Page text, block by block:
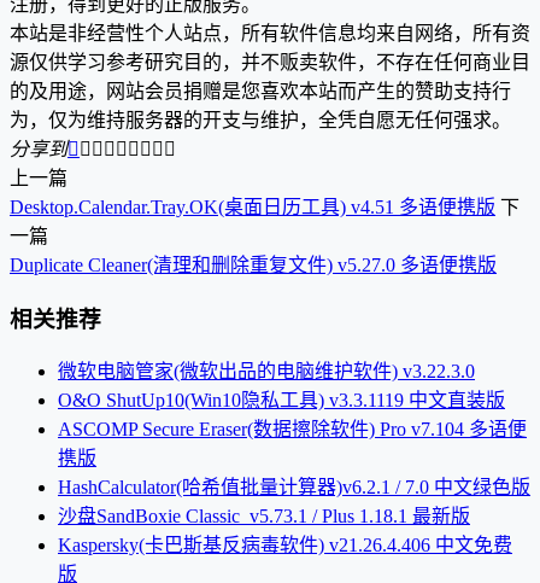
本站是非经营性个人站点，所有软件信息均来自网络，所有资
源仅供学习参考研究目的，并不贩卖软件，不存在任何商业目
的及用途，网站会员捐赠是您喜欢本站而产生的赞助支持行
为，仅为维持服务器的开支与维护，全凭自愿无任何强求。
分享到        
上一篇
Desktop.Calendar.Tray.OK(桌面日历工具) v4.51 多语便携版 下
一篇
Duplicate Cleaner(清理和删除重复文件) v5.27.0 多语便携版
相关推荐
微软电脑管家(微软出品的电脑维护软件) v3.22.3.0
O&O ShutUp10(Win10隐私工具) v3.3.1119 中文直装版
ASCOMP Secure Eraser(数据擦除软件) Pro v7.104 多语便
携版
HashCalculator(哈希值批量计算器)v6.2.1 / 7.0 中文绿色版
沙盘SandBoxie Classic_v5.73.1 / Plus 1.18.1 最新版
Kaspersky(卡巴斯基反病毒软件) v21.26.4.406 中文免费
版